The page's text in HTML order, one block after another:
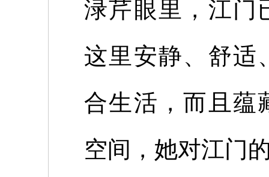
渌芹眼里，江门
这里安静、舒适
合生活，而且蕴
空间，她对江门